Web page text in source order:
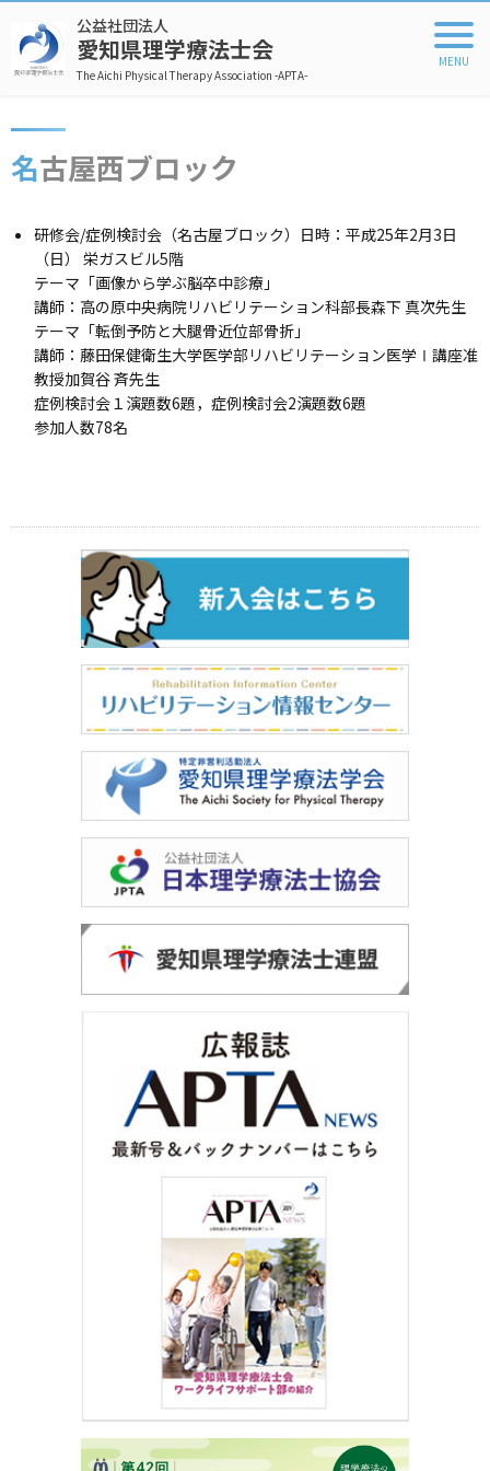
公益社団法人
愛知県理学療法士会
The Aichi Physical Therapy Association -APTA-
名古屋西ブロック
研修会/症例検討会（名古屋ブロック）日時：平成25年2月3日
（日） 栄ガスビル5階
テーマ「画像から学ぶ脳卒中診療」
講師：高の原中央病院リハビリテーション科部長森下 真次先生
テーマ「転倒予防と大腿骨近位部骨折」
講師：藤田保健衛生大学医学部リハビリテーション医学Ⅰ講座准
教授加賀谷 斉先生
症例検討会１演題数6題，症例検討会2演題数6題
参加人数78名